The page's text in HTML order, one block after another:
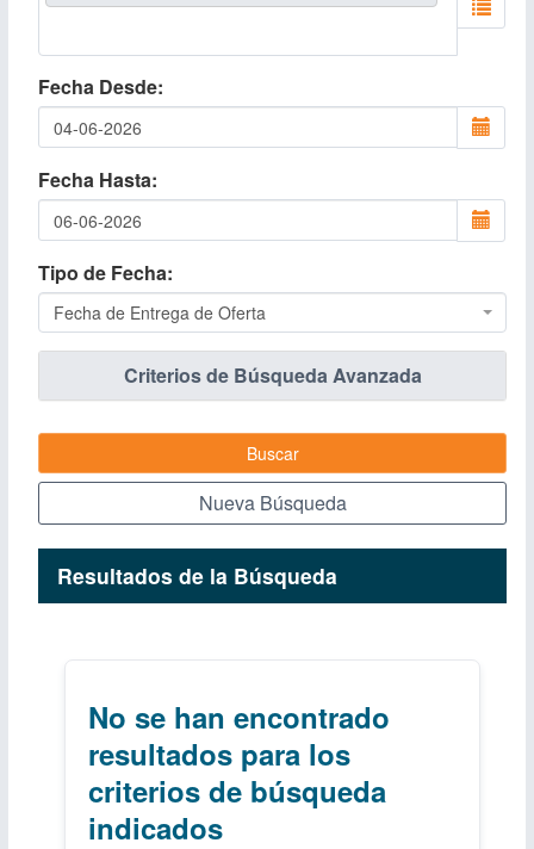
Fecha Desde
Fecha Hasta
Tipo de Fecha
Fecha de Entrega de Oferta
Criterios de Búsqueda Avanzada
Buscar
Nueva Búsqueda
Resultados de la Búsqueda
No se han encontrado
resultados para los
criterios de búsqueda
indicados